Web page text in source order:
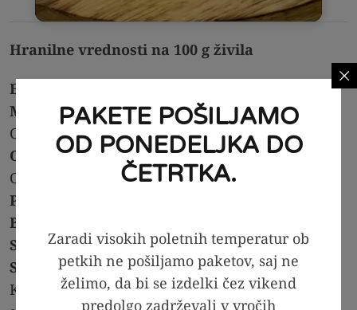
Hranilne vrednosti na 100 g živila
Energijska vrednost:
Maščobe:47.43 g
Od teh nasičene: 19.4 g
Ogljikovi hidrati:7.9 g
Od teh sladkorji: 3.95 g
Prehranske vlaknine:
Beljakovine:
Sol:
< 0,1 g
Sestavine:
Kokosov čips, vlakna cikorije, konopljina
PAKETE POŠILJAMO
OD PONEDELJKA DO
ČETRTKA.
Zaradi visokih poletnih temperatur ob
petkih ne pošiljamo paketov, saj ne
želimo, da bi se izdelki čez vikend
predolgo zadrževali v vročih